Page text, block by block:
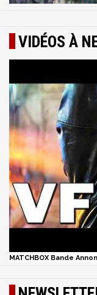
VIDÉOS À
MATCHBOX Bande